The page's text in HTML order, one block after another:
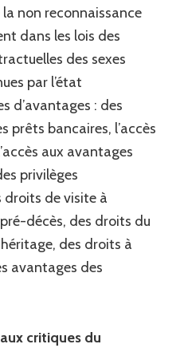
non reconnaissance
dans les lois des
des sexes
par l’état
d’avantages : des
prêts bancaires, l’accès
aux avantages
privilèges
droits de visite à
décès, des droits du
des droits à
avantages des
critiques du